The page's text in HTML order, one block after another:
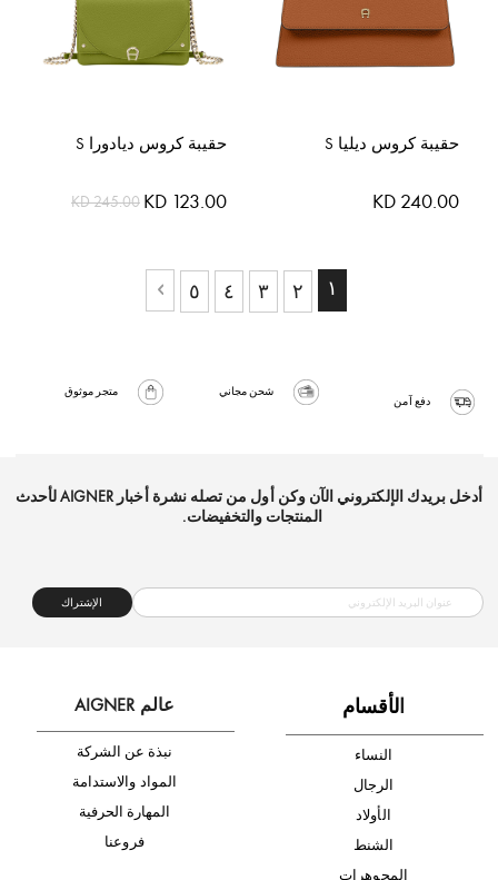
حقيبة كروس ديليا S
KD 240.00
حقيبة كروس ديادورا S
السعر
KD 123.00
KD 245.00
حاليا انت تقرأ الصفحة
١ حقيبة٢ حقيبة٣ حقيبة٤ حقيبة٥
حقيبة
التالي
متجر موثوق